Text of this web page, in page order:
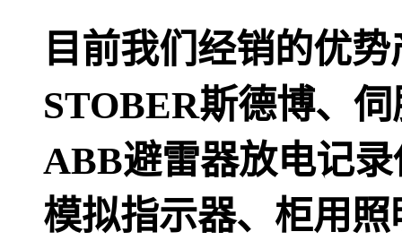
目前我们经销的优
STOBER斯德博、
ABB避雷器放电记
模拟指示器、柜用